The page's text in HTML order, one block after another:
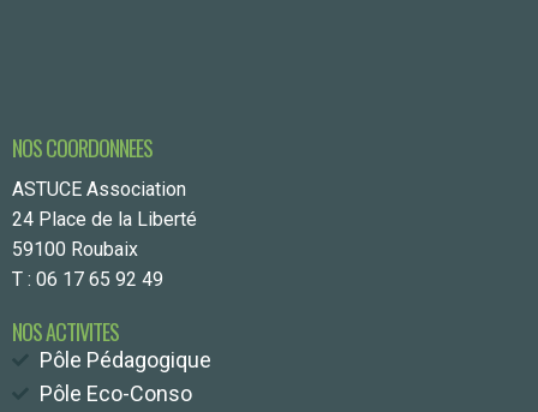
NOS COORDONNEES
ASTUCE Association
24 Place de la Liberté
59100 Roubaix
T : 06 17 65 92 49
NOS ACTIVITES
Pôle Pédagogique
Pôle Eco-Conso